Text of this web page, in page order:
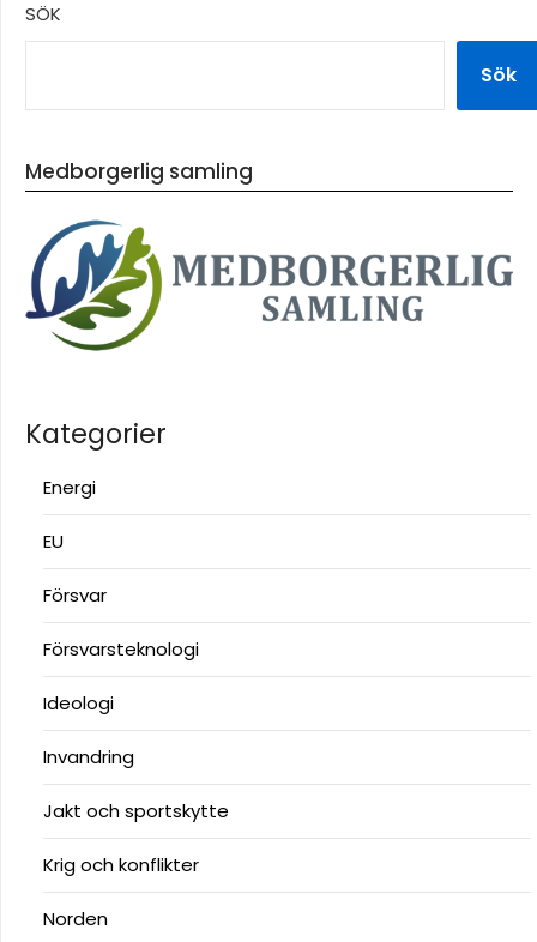
SÖK
Sök
Medborgerlig samling
Kategorier
Energi
EU
Försvar
Försvarsteknologi
Ideologi
Invandring
Jakt och sportskytte
Krig och konflikter
Norden